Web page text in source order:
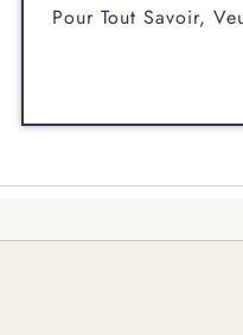
Pour Tout Savoir,